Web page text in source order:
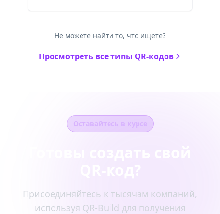
Не можете найти то, что ищете?
Просмотреть все типы QR-кодов
Оставайтесь в курсе
Присоединяйтесь к тысячам компаний,
используя QR-Build для получения